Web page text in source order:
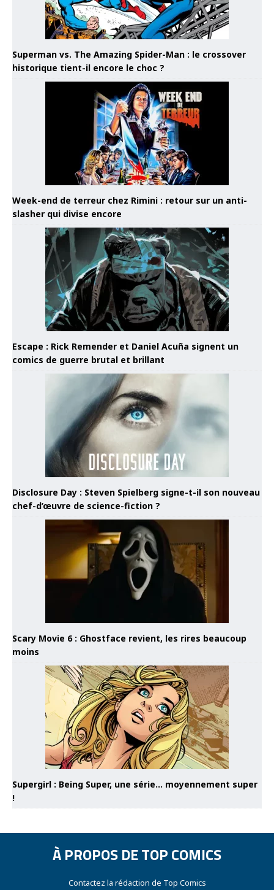
Superman vs. The Amazing Spider-Man : le crossover
historique tient-il encore le choc ?
Week-end de terreur chez Rimini : retour sur un anti-
slasher qui divise encore
Escape : Rick Remender et Daniel Acuña signent un
comics de guerre brutal et brillant
Disclosure Day : Steven Spielberg signe-t-il son nouveau
chef-d’œuvre de science-fiction ?
Scary Movie 6 : Ghostface revient, les rires beaucoup
moins
Supergirl : Being Super, une série… moyennement super
!
À PROPOS DE TOP COMICS
Contactez la rédaction de Top Comics